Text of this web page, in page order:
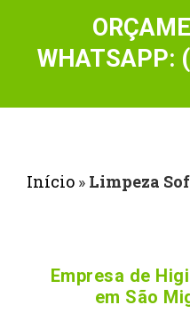
WHATSAPP:
Início » Limpeza
Empresa de
em São